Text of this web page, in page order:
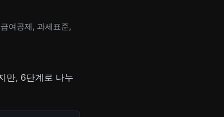
여공제, 과세표준,
만, 6단계로 나누